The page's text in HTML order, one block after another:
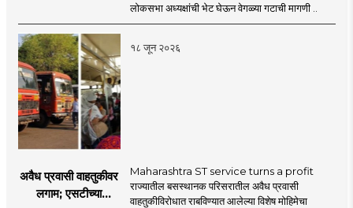
नेमका कुठे चुकला?
लोकसभा अध्यक्षांची भेट घेऊन वेगळ्या गटाची मागणी ..
१८ जून २०२६
अवैध प्रवासी वाहतुकीवर
लगाम; एसटीच्या
Maharashtra ST service turns a profit
राज्यातील बसस्थानक परिसरातील अवैध प्रवासी
वाहतुकीविरोधात राबविण्यात आलेल्या विशेष मोहिमेचा